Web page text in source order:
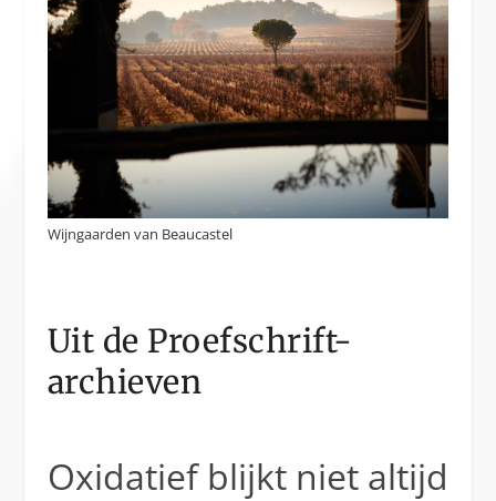
Wijngaarden van Beaucastel
Uit de Proefschrift-
archieven
Oxidatief blijkt niet altijd